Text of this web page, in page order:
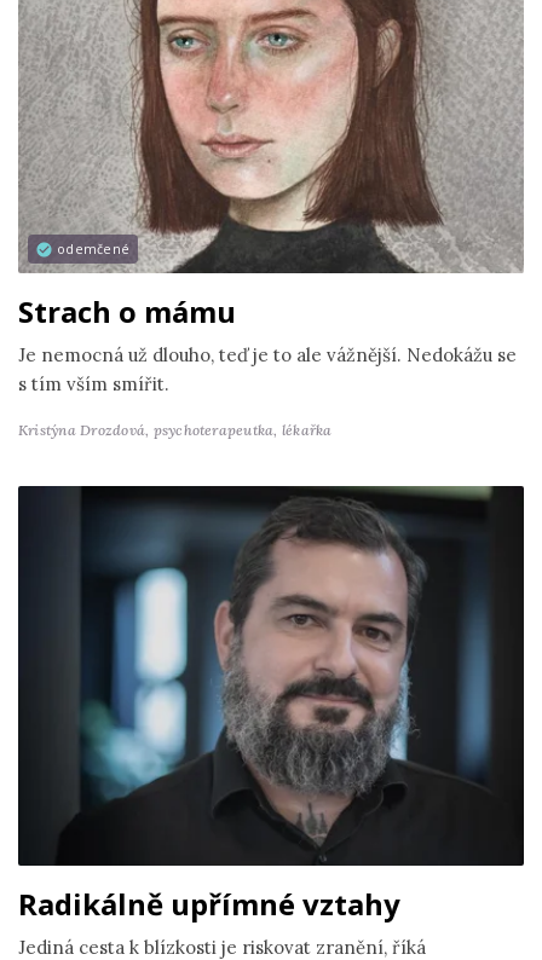
odemčené
Strach o mámu
Je nemocná už dlouho, teď je to ale vážnější. Nedokážu se
s tím vším smířit.
Kristýna Drozdová, psychoterapeutka, lékařka
Radikálně upřímné vztahy
Jediná cesta k blízkosti je riskovat zranění, říká